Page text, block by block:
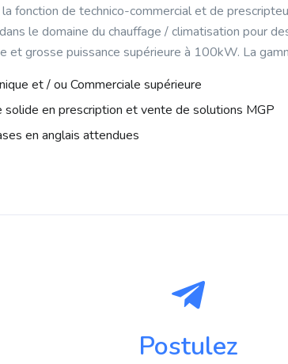
fonction de technico-commercial et de
le domaine du chauffage / climatisation pour
et grosse puissance supérieure à 100kW. La
et / ou Commerciale supérieure
solide en prescription et vente de solutions MGP
en anglais attendues
Postulez